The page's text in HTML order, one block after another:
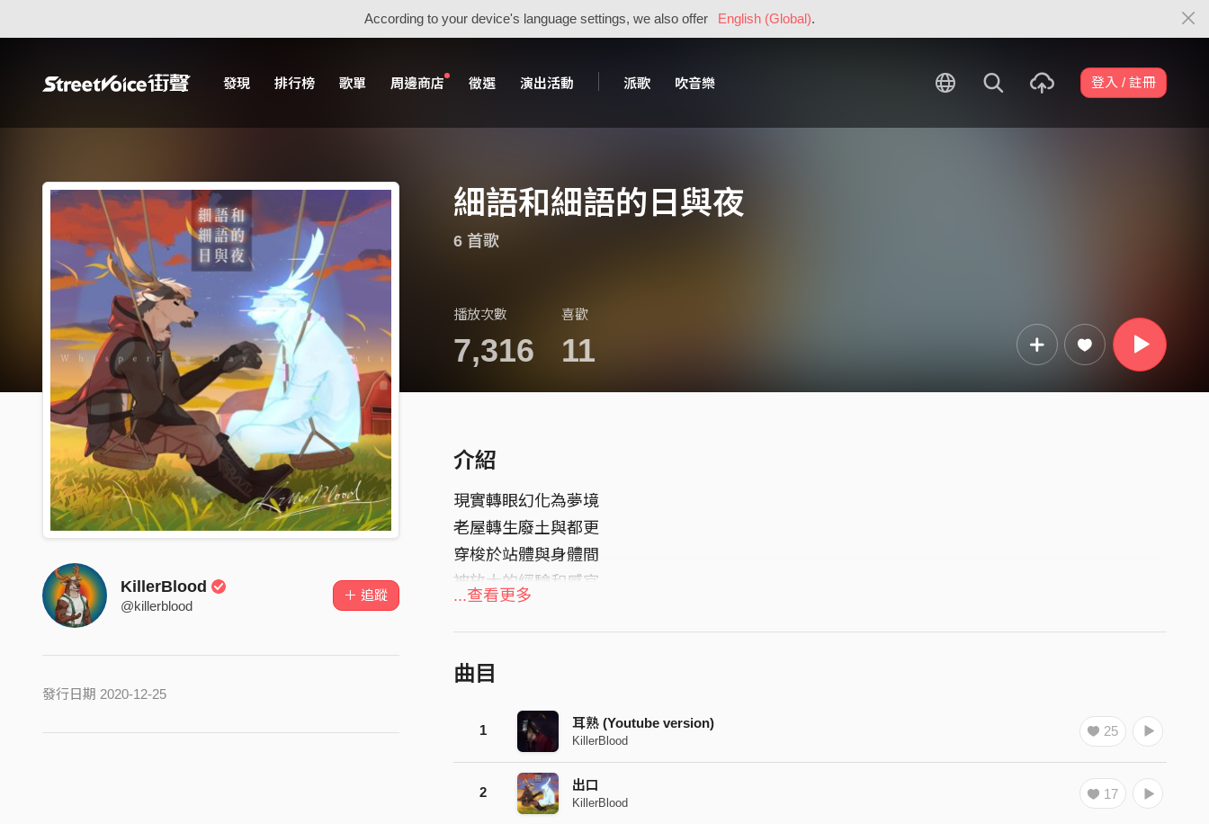
According to your device's language settings, we also offer English (Global).
發現 排行榜 歌單 周邊商店 徵選 演出活動 派歌 吹音樂 登入 / 註冊
細語和細語的日與夜
6 首歌
播放次數
7,316
喜歡
11
KillerBlood
@killerblood
＋ 追蹤
發行日期 2020-12-25
介紹
現實轉眼幻化為夢境
老屋轉生廢土與都更
穿梭於站體與身體間
被放大的經驗和感官
夢境已悄然凌駕現實
...查看更多
曲目
1 耳熟 (Youtube version)
KillerBlood
25
2 出口
KillerBlood
17